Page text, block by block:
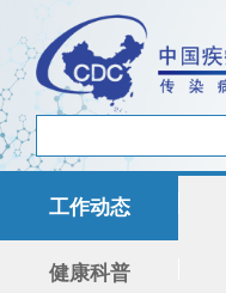
工作动态
健康科普